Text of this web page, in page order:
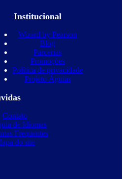
Institucional
Wizard by Pearson
Blog
Parcerias
Promoções
Política de privacidade
Projeto Águias
Contato
de Idiomas
Frequentes
do site